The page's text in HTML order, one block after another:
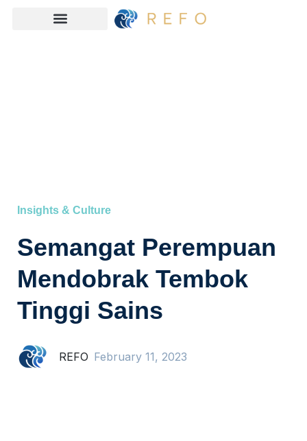
Insights & Culture
Semangat Perempuan
Mendobrak Tembok
Tinggi Sains
REFO February 11, 2023